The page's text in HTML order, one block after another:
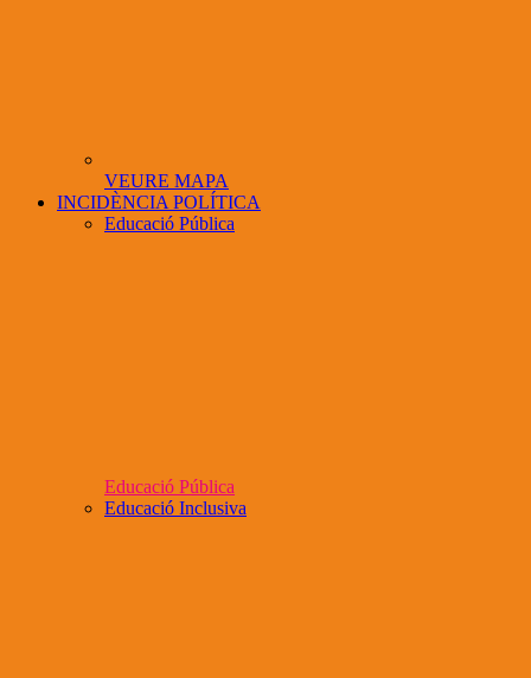
VEURE MAPA
INCIDÈNCIA POLÍTICA
Educació Pública
Educació Pública
Educació Inclusiva